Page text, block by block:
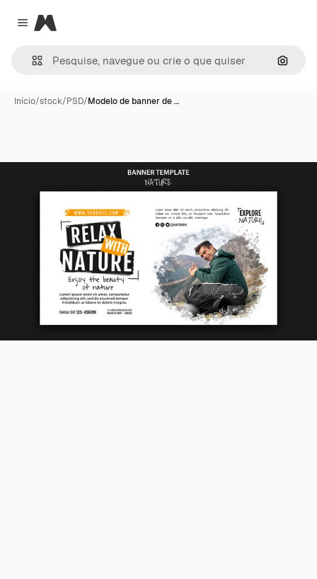
Close menu
Magnific
Início/stock/PSD/Modelo de banner de …